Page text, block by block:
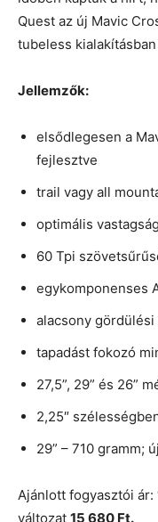
Quest az új Mavic
tubeless
Jellemzők:
elsődlegesen a
fejlesztve
trail vagy all
optimális
60 Tpi
egykomponenses
alacsony gördülési
tapadást fokozó
27,5”, 29” és 26”
2,25″
29” – 710 gramm;
Ajánlott fogyasztói ár:
változat 15 680 Ft.